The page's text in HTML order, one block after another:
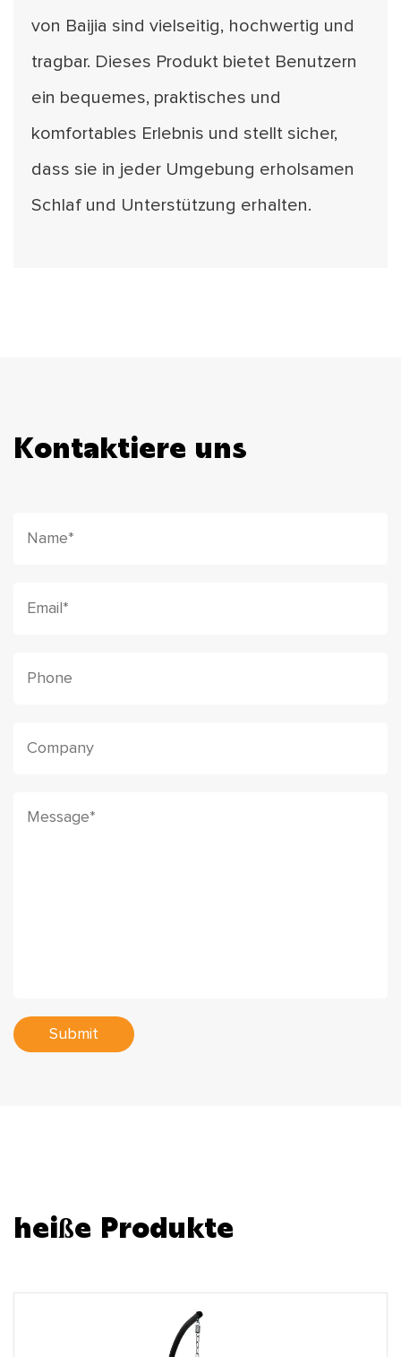
von Baijia sind vielseitig, hochwertig und
tragbar. Dieses Produkt bietet Benutzern
ein bequemes, praktisches und
komfortables Erlebnis und stellt sicher,
dass sie in jeder Umgebung erholsamen
Schlaf und Unterstützung erhalten.
Kontaktiere uns
Submit
heiße Produkte